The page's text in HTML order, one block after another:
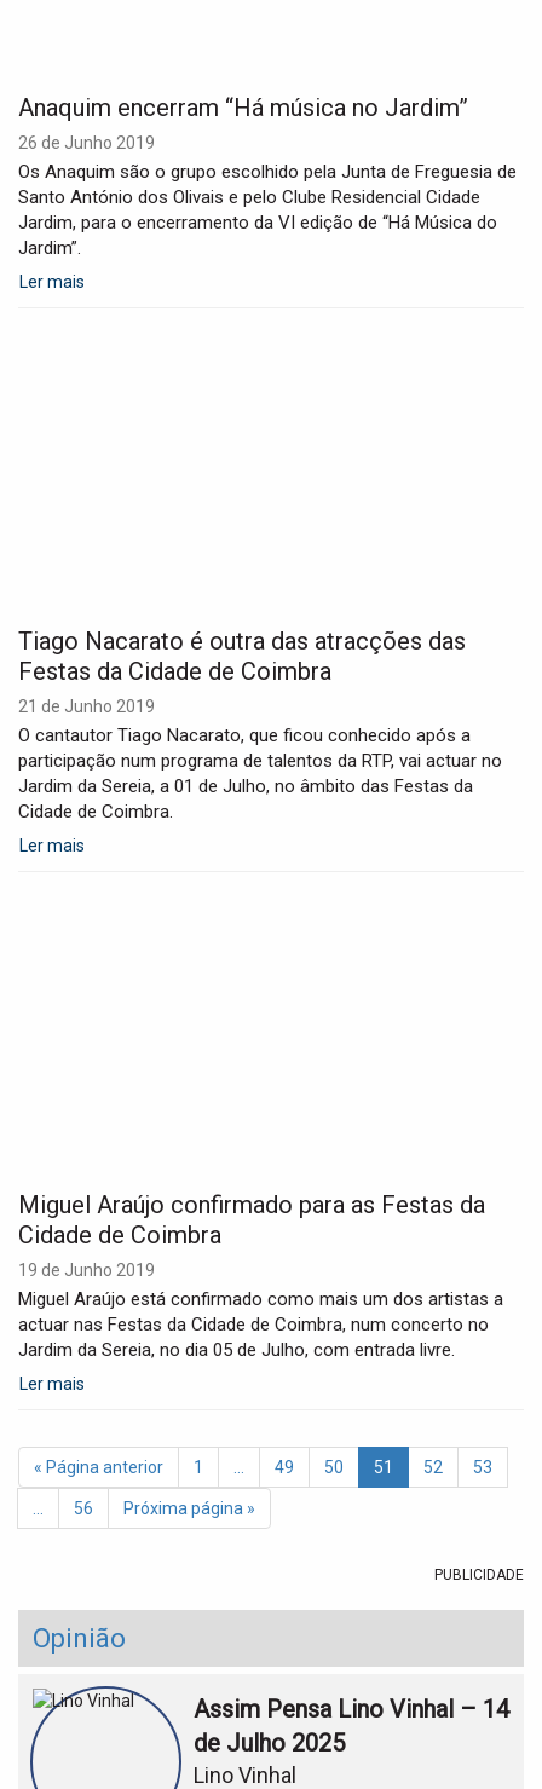
Anaquim encerram “Há música no Jardim”
26 de Junho 2019
Os Anaquim são o grupo escolhido pela Junta de Freguesia de
Santo António dos Olivais e pelo Clube Residencial Cidade
Jardim, para o encerramento da VI edição de “Há Música do
Jardim”.
Ler mais
Tiago Nacarato é outra das atracções das
Festas da Cidade de Coimbra
21 de Junho 2019
O cantautor Tiago Nacarato, que ficou conhecido após a
participação num programa de talentos da RTP, vai actuar no
Jardim da Sereia, a 01 de Julho, no âmbito das Festas da
Cidade de Coimbra.
Ler mais
Miguel Araújo confirmado para as Festas da
Cidade de Coimbra
19 de Junho 2019
Miguel Araújo está confirmado como mais um dos artistas a
actuar nas Festas da Cidade de Coimbra, num concerto no
Jardim da Sereia, no dia 05 de Julho, com entrada livre.
Ler mais
« Página anterior 1 49 50 51 52 53
56 Próxima página »
PUBLICIDADE
Opinião
Assim Pensa Lino Vinhal – 14
de Julho 2025
Lino Vinhal